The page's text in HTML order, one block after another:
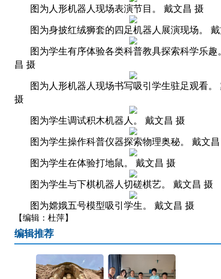
图为人形机器人现场表演节目。 戴文昌 摄
图为身披红绒狮套的四足机器人展演现场。
图为学生有序体验各类科普教具探索科学乐趣
昌 摄
图为人形机器人现场书写吸引学生驻足观看。
摄
图为学生调试积木机器人。 戴文昌 摄
图为学生操作科普仪器探索物理奥秘。 戴文
图为学生在体验打地鼠。 戴文昌 摄
图为学生与下棋机器人切磋棋艺。 戴文昌 摄
图为嫦娥五号模型吸引学生。 戴文昌 摄
【编辑：杜萍】
编辑推荐